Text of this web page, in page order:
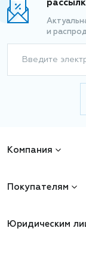
и
Введите
Компания
Покупателям
Юридическим